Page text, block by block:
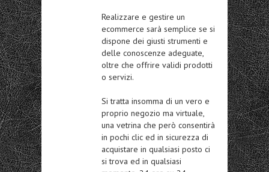
Realizzare e gestire un
ecommerce sarà semplice se si
dispone dei giusti strumenti e
delle conoscenze adeguate,
oltre che offrire validi prodotti
o servizi.
Si tratta insomma di un vero e
proprio negozio ma virtuale,
una vetrina che però consentirà
in pochi clic ed in sicurezza di
acquistare in qualsiasi posto ci
si trova ed in qualsiasi